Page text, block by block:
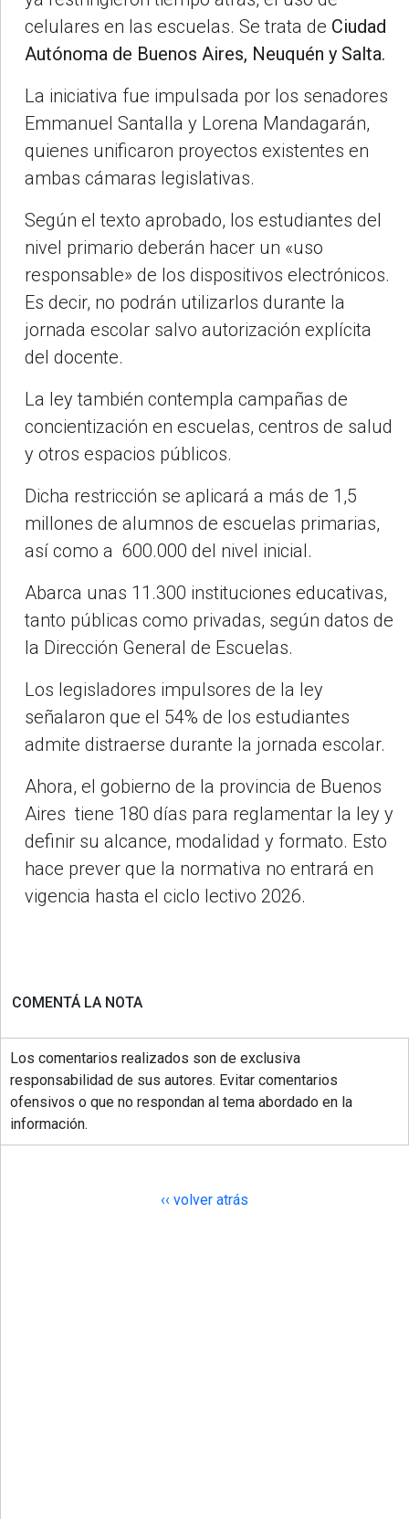
celulares en las escuelas. Se trata de Ciudad
Autónoma de Buenos Aires, Neuquén y Salta.
La iniciativa fue impulsada por los senadores
Emmanuel Santalla y Lorena Mandagarán,
quienes unificaron proyectos existentes en
ambas cámaras legislativas.
Según el texto aprobado, los estudiantes del
nivel primario deberán hacer un «uso
responsable» de los dispositivos electrónicos.
Es decir, no podrán utilizarlos durante la
jornada escolar salvo autorización explícita
del docente.
La ley también contempla campañas de
concientización en escuelas, centros de salud
y otros espacios públicos.
Dicha restricción se aplicará a más de 1,5
millones de alumnos de escuelas primarias,
así como a 600.000 del nivel inicial.
Abarca unas 11.300 instituciones educativas,
tanto públicas como privadas, según datos de
la Dirección General de Escuelas.
Los legisladores impulsores de la ley
señalaron que el 54% de los estudiantes
admite distraerse durante la jornada escolar.
Ahora, el gobierno de la provincia de Buenos
Aires tiene 180 días para reglamentar la ley y
definir su alcance, modalidad y formato. Esto
hace prever que la normativa no entrará en
vigencia hasta el ciclo lectivo 2026.
COMENTÁ LA NOTA
Los comentarios realizados son de exclusiva
responsabilidad de sus autores. Evitar comentarios
ofensivos o que no respondan al tema abordado en la
información.
‹‹ volver atrás